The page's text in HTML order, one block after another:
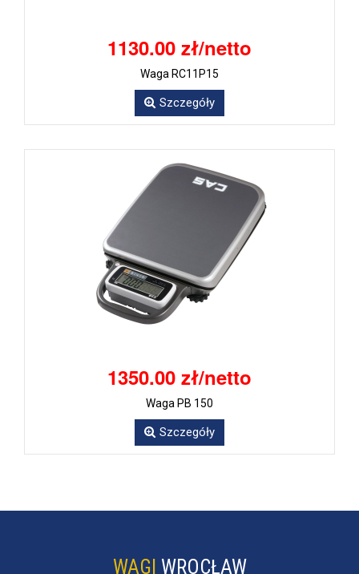
1130.00 zł/netto
Waga RC11P15
Szczegóły
1350.00 zł/netto
Waga PB 150
Szczegóły
WAGI WROCŁAW